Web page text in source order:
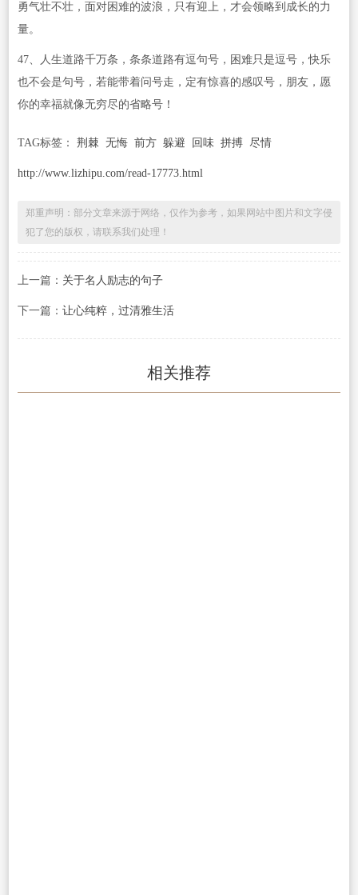
勇气壮不壮，面对困难的波浪，只有迎上，才会领略到成长的力
量。
47、人生道路千万条，条条道路有逗句号，困难只是逗号，快乐
也不会是句号，若能带着问号走，定有惊喜的感叹号，朋友，愿
你的幸福就像无穷尽的省略号！
TAG标签： 荆棘 无悔 前方 躲避 回味 拼搏 尽情
http://www.lizhipu.com/read-17773.html
郑重声明：部分文章来源于网络，仅作为参考，如果网站中图片和文字侵
犯了您的版权，请联系我们处理！
上一篇： 关于名人励志的句子
下一篇： 让心纯粹，过清雅生活
相关推荐